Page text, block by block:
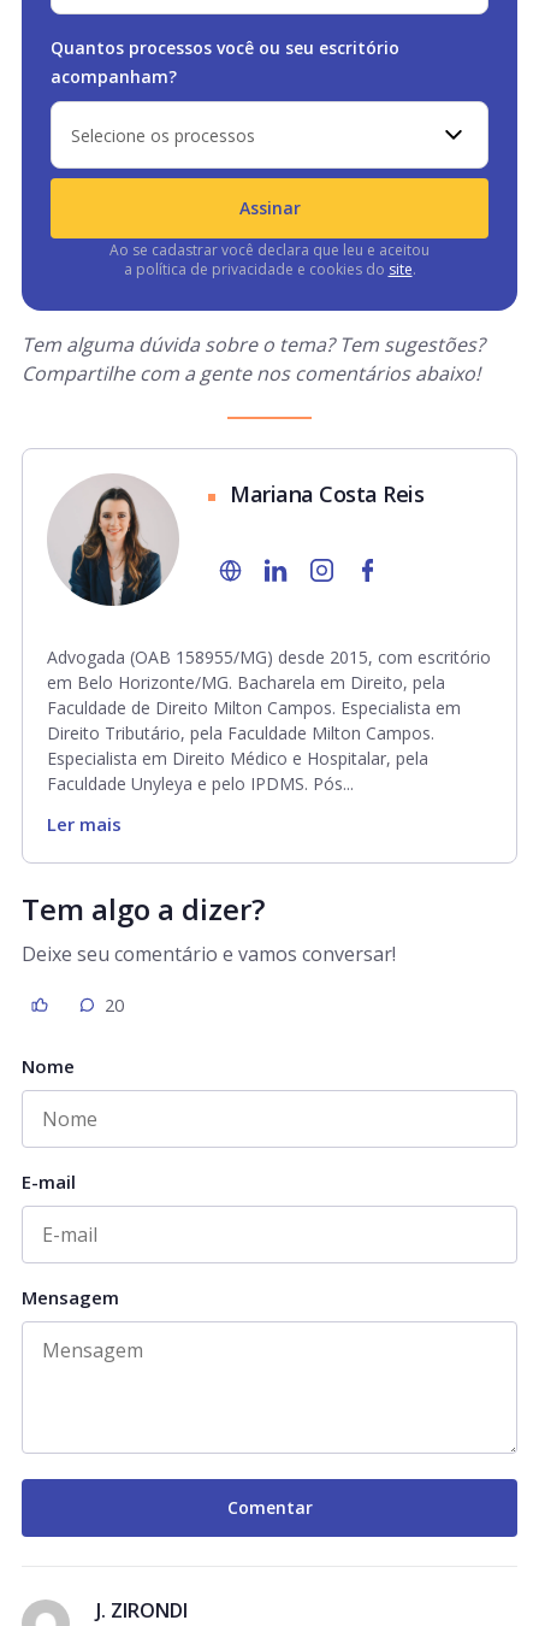
Quantos processos você ou seu escritório
acompanham?
Selecione os processos
Assinar
Ao se cadastrar você declara que leu e aceitou
a política de privacidade e cookies do site.
Tem alguma dúvida sobre o tema? Tem sugestões?
Compartilhe com a gente nos comentários abaixo!
Mariana Costa Reis
Advogada (OAB 158955/MG) desde 2015, com escritório
em Belo Horizonte/MG. Bacharela em Direito, pela
Faculdade de Direito Milton Campos. Especialista em
Direito Tributário, pela Faculdade Milton Campos.
Especialista em Direito Médico e Hospitalar, pela
Faculdade Unyleya e pelo IPDMS. Pós...
Ler mais
Tem algo a dizer?
Deixe seu comentário e vamos conversar!
20
Nome
E-mail
Mensagem
J. ZIRONDI